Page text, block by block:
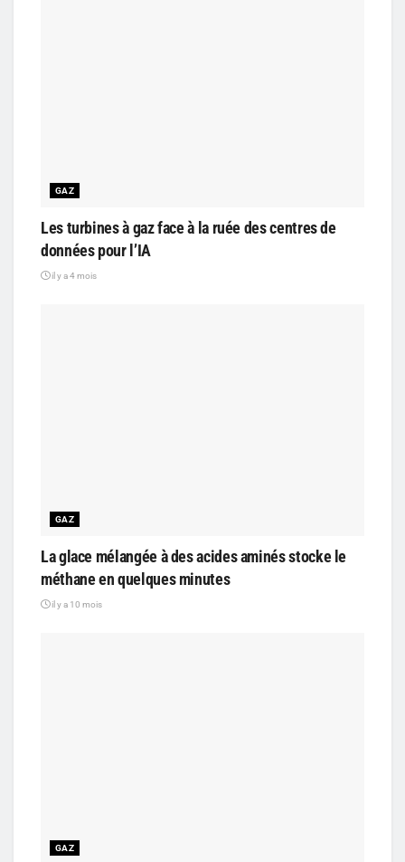
GAZ
Les turbines à gaz face à la ruée des centres de
données pour l’IA
il y a 4 mois
GAZ
La glace mélangée à des acides aminés stocke le
méthane en quelques minutes
il y a 10 mois
GAZ